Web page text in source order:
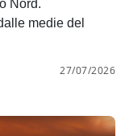
Nord.
medie del
27/07/2026